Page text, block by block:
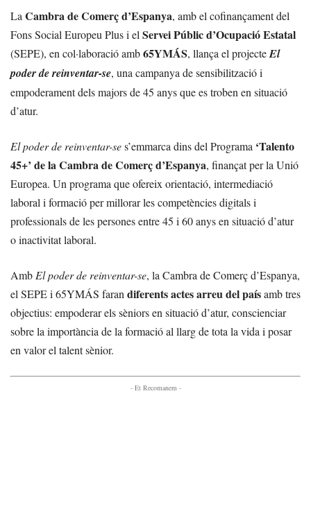
La Cambra de Comerç d’Espanya, amb el cofinançament del
Fons Social Europeu Plus i el Servei Públic d’Ocupació Estatal
(SEPE), en col·laboració amb65YMÁS, llança el projecteEl
poder de reinventar-se, una campanya de sensibilització i
empoderament dels majors de 45 anys que es troben en situació
d’atur.
El poder de reinventar-ses’emmarca dins del Programa ‘Talento
45+’ de la Cambra de Comerç d’Espanya, finançat per la Unió
Europea. Un programa que ofereix orientació, intermediació
laboral i formació per millorar les competències digitals i
professionals de les persones entre 45 i 60 anys en situació d’atur
o inactivitat laboral.
Amb El poder de reinventar-se, la Cambra de Comerç d’Espanya,
el SEPE i 65YMÁS faran diferents actes arreu del paísamb tres
objectius: empoderar els sèniors en situació d’atur, conscienciar
sobre la importància de la formació al llarg de tota la vida i posar
en valor el talent sènior.
- Et Recomanem -